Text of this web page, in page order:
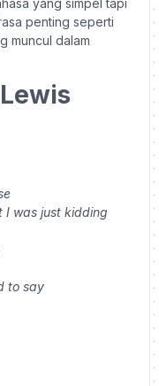
penting seperti
muncul dalam
I was just kidding
to say